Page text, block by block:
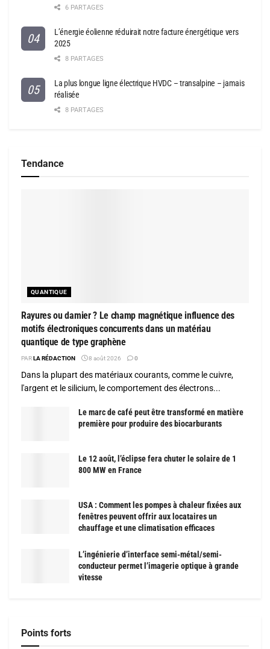
6 PARTAGES
L’énergie éolienne réduirait notre facture énergétique vers
2025
8 PARTAGES
La plus longue ligne électrique HVDC – transalpine – jamais
réalisée
8 PARTAGES
Tendance
QUANTIQUE
Rayures ou damier ? Le champ magnétique influence des
motifs électroniques concurrents dans un matériau
quantique de type graphène
PARLA RÉDACTION 8 août 2026 0
Dans la plupart des matériaux courants, comme le cuivre,
l'argent et le silicium, le comportement des électrons...
Le marc de café peut être transformé en matière
première pour produire des biocarburants
Le 12 août, l’éclipse fera chuter le solaire de 1
800 MW en France
USA : Comment les pompes à chaleur fixées aux
fenêtres peuvent offrir aux locataires un
chauffage et une climatisation efficaces
L’ingénierie d’interface semi-métal/semi-
conducteur permet l’imagerie optique à grande
vitesse
Points forts